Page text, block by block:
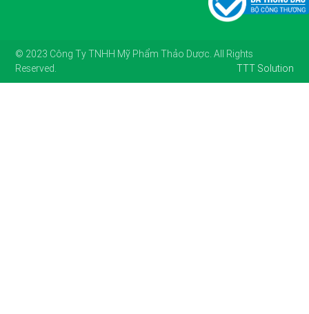
© 2023 Công Ty TNHH Mỹ Phẩm Thảo Dược. All Rights
Reserved.
TTT Solution